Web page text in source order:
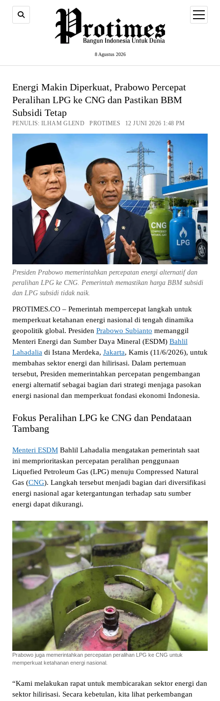
8 Agustus 2026
open
menu
Energi Makin Diperkuat, Prabowo Percepat
Peralihan LPG ke CNG dan Pastikan BBM
Subsidi Tetap
PENULIS: ILHAM GLEND PROTIMES 12 JUNI 2026 1:48 PM
Presiden Prabowo memerintahkan percepatan energi alternatif dan
peralihan LPG ke CNG. Pemerintah memastikan harga BBM subsidi
dan LPG subsidi tidak naik.
PROTIMES.CO – Pemerintah mempercepat langkah untuk
memperkuat ketahanan energi nasional di tengah dinamika
geopolitik global. Presiden Prabowo Subianto memanggil
Menteri Energi dan Sumber Daya Mineral (ESDM) Bahlil
Lahadalia di Istana Merdeka, Jakarta, Kamis (11/6/2026), untuk
membahas sektor energi dan hilirisasi. Dalam pertemuan
tersebut, Presiden memerintahkan percepatan pengembangan
energi alternatif sebagai bagian dari strategi menjaga pasokan
energi nasional dan memperkuat fondasi ekonomi Indonesia.
Fokus Peralihan LPG ke CNG dan Pendataan
Tambang
Menteri ESDMBahlil Lahadalia mengatakan pemerintah saat
ini memprioritaskan percepatan peralihan penggunaan
Liquefied Petroleum Gas (LPG) menuju Compressed Natural
Gas (CNG). Langkah tersebut menjadi bagian dari diversifikasi
energi nasional agar ketergantungan terhadap satu sumber
energi dapat dikurangi.
Prabowo juga memerintahkan percepatan peralihan LPG ke CNG untuk
memperkuat ketahanan energi nasional.
“Kami melakukan rapat untuk membicarakan sektor energi dan
sektor hilirisasi. Secara kebetulan, kita lihat perkembangan